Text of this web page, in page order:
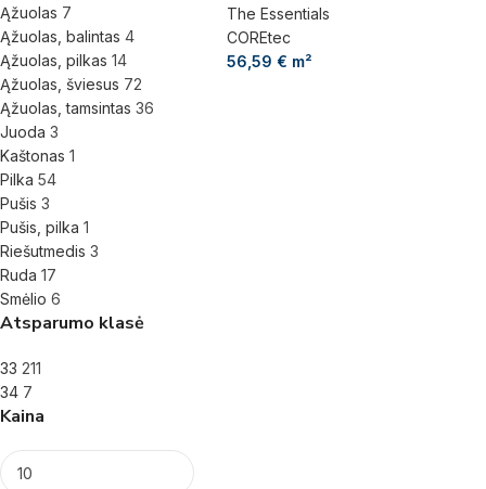
Ąžuolas 7
Ąžuolas, balintas 4
Ąžuolas, pilkas 14
Ąžuolas, šviesus 72
Ąžuolas, tamsintas 36
Juoda 3
Kaštonas 1
Pilka 54
Pušis 3
Pušis, pilka 1
Riešutmedis 3
Ruda 17
Smėlio 6
Atsparumo klasė
33 211
34 7
Kaina
The Essentials
COREtec
56,59 € m²